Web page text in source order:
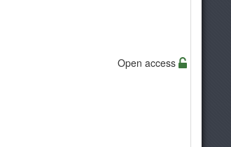
Open access